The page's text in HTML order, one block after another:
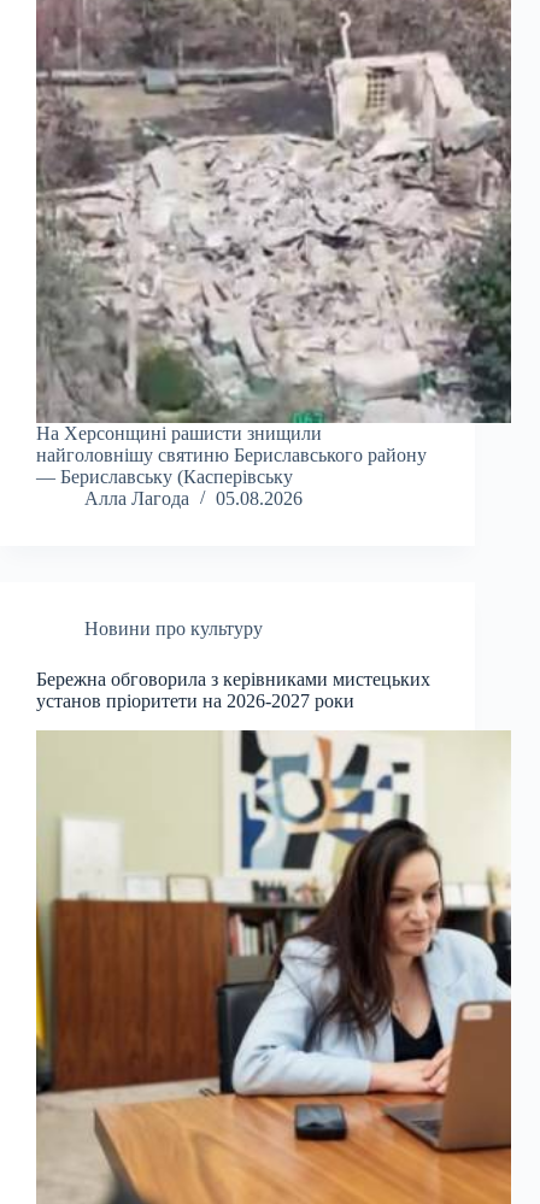
На Херсонщині рашисти знищили
найголовнішу святиню Бериславського району
— Бериславську (Касперівську
Алла Лагода
05.08.2026
Новини про культуру
Бережна обговорила з керівниками мистецьких
установ пріоритети на 2026-2027 роки